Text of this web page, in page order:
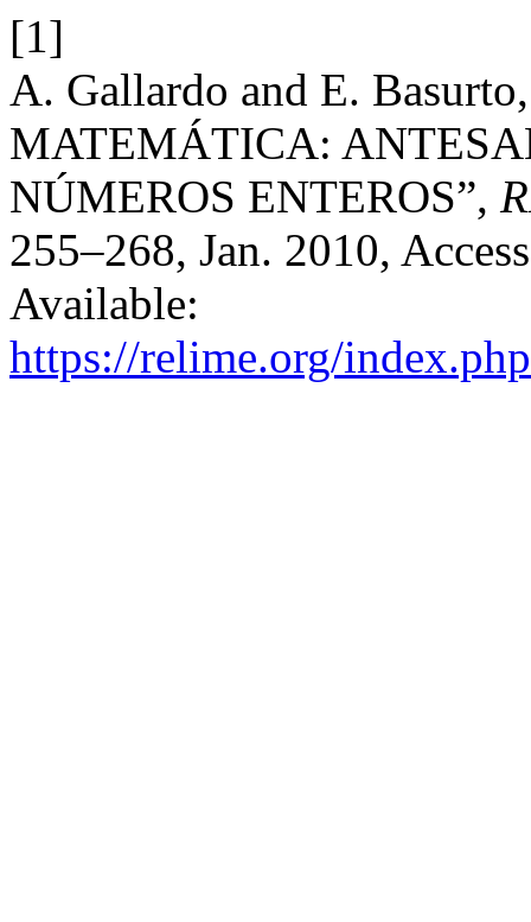
[1]
A. Gallardo and E.
MATEMÁTICA:
NÚMEROS ENTEROS”,
255–268, Jan. 2010,
Available:
https://relime.org/